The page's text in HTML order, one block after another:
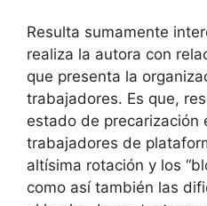
Resulta sumamente
realiza la autora con
que presenta la
trabajadores. Es que,
estado de precarización
trabajadores de
altísima rotación y los
como así también las